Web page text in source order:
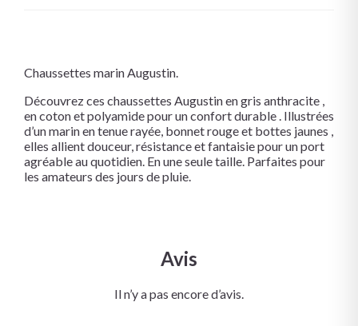
Chaussettes marin Augustin.
Découvrez ces chaussettes Augustin en gris anthracite ,
en coton et polyamide pour un confort durable . Illustrées
d’un marin en tenue rayée, bonnet rouge et bottes jaunes ,
elles allient douceur, résistance et fantaisie pour un port
agréable au quotidien. En une seule taille. Parfaites pour
les amateurs des jours de pluie.
Avis
Il n’y a pas encore d’avis.